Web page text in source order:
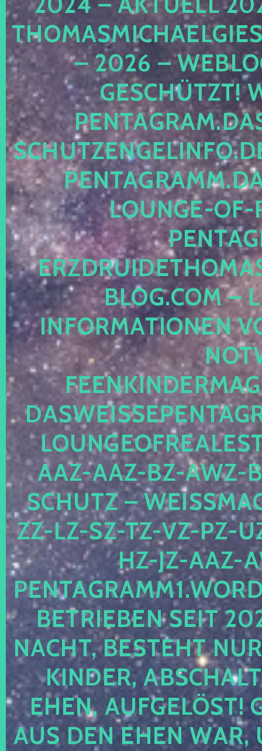
– 2026 –
ESCHÜTZT!
OUNGE-OF-
LOG.COM –
NFORMATIONEN
AZ-AAZ-BZ-AWZ-
CHUTZ –
-LZ-SZ-TZ-VZ-PZ-UZ-
-JZ-AAZ-
TRIEBEN SEIT 2024
CHT, BESTEHT NUR
NDER,
EN, AUFGELÖST!
S DEN EHEN WAR,